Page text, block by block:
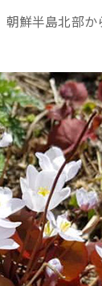
鮮半島北部